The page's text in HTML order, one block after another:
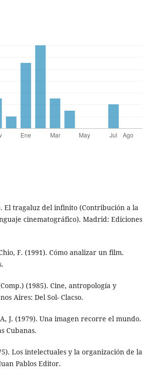
El tragaluz del infinito (Contribución a la
cinematográfico). Madrid: Ediciones
F. (1991). Cómo analizar un film.
(1985). Cine, antropología y
Aires: Del Sol- Clacso.
J. (1979). Una imagen recorre el mundo.
Cubanas.
Los intelectuales y la organización de la
Pablos Editor.